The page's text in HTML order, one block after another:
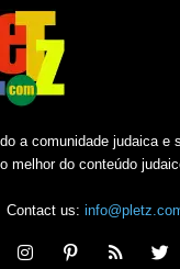
a comunidade judaica e
o melhor do conteúdo
Contact us: